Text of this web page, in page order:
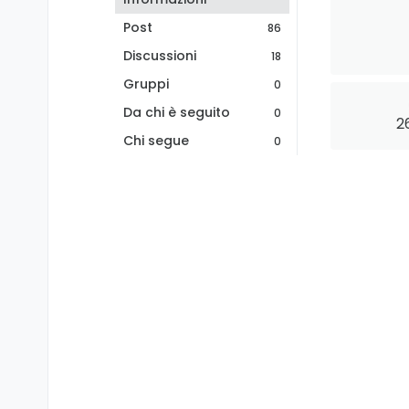
Post
86
Discussioni 18
Gruppi 0
Da chi è seguito 0
Chi segue 0